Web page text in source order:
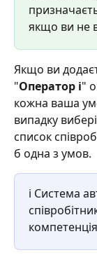
якщо ви не
Якщо ви
"Оператор і"
кожна ваша
випадку
список
б одна з умов.
ℹ️ Система